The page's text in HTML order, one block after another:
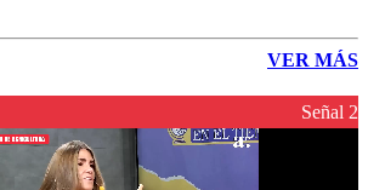
VER MÁS
Señal 2